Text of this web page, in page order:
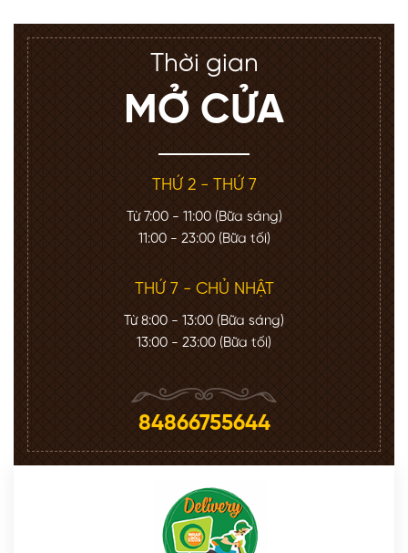
Thời gian
MỞ CỬA
THỨ 2 - THỨ 7
Từ 7:00 - 11:00 (Bữa sáng)
11:00 - 23:00 (Bữa tối)
THỨ 7 - CHỦ NHẬT
Từ 8:00 - 13:00 (Bữa sáng)
13:00 - 23:00 (Bữa tối)
84866755644